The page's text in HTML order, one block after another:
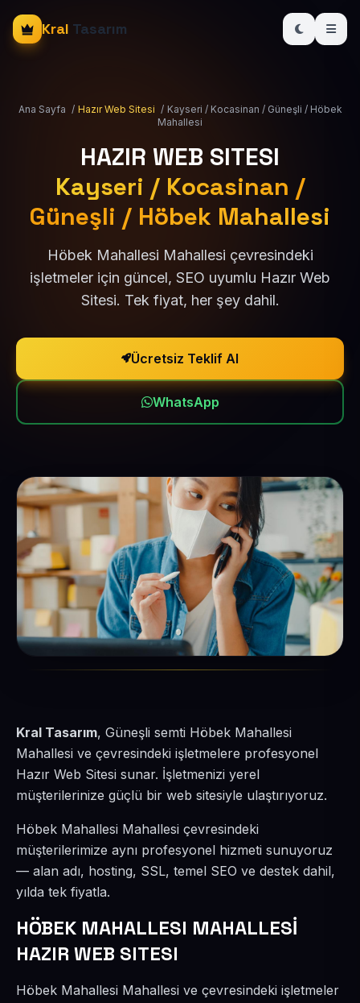
Kral Tasarım
Ana Sayfa / Hazır Web Sitesi / Kayseri / Kocasinan / Güneşli / Höbek
Mahallesi
HAZIR WEB SITESI
Kayseri / Kocasinan /
Güneşli / Höbek Mahallesi
Höbek Mahallesi Mahallesi çevresindeki
işletmeler için güncel, SEO uyumlu Hazır Web
Sitesi. Tek fiyat, her şey dahil.
Ücretsiz Teklif Al
WhatsApp
Kral Tasarım, Güneşli semti Höbek Mahallesi
Mahallesi ve çevresindeki işletmelere profesyonel
Hazır Web Sitesi sunar. İşletmenizi yerel
müşterilerinize güçlü bir web sitesiyle ulaştırıyoruz.
Höbek Mahallesi Mahallesi çevresindeki
müşterilerimize aynı profesyonel hizmeti sunuyoruz
— alan adı, hosting, SSL, temel SEO ve destek dahil,
yılda tek fiyatla.
HÖBEK MAHALLESI MAHALLESİ
HAZIR WEB SITESI
Höbek Mahallesi Mahallesi ve çevresindeki işletmeler